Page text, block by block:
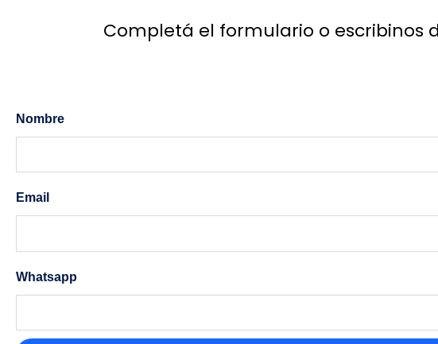
Completá el formulario o escribinos
Nombre
Email
Whatsapp